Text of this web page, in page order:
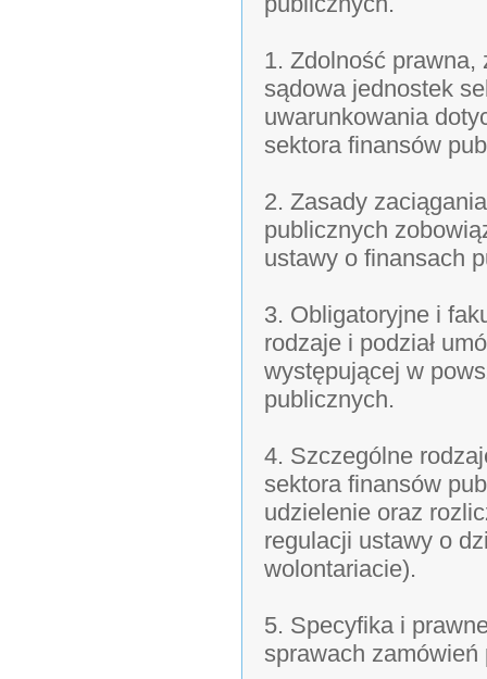
1. Zdolność
sądowa jednostek
uwarunkowania
sektora finansów
2. Zasady
publicznych
ustawy o finansach
3. Obligatoryjne i
rodzaje i podział
występującej w
publicznych.
4. Szczególne
sektora finansów
udzielenie oraz
regulacji ustawy o
wolontariacie).
5. Specyfika i
sprawach zamówień